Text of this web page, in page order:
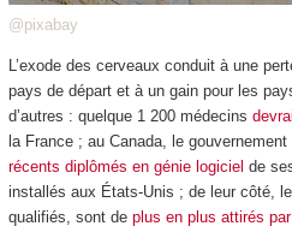
@pixabay
L’exode des cerveaux conduit à une
pays de départ et à un gain pour les
d’autres : quelque 1 200 médecins
la France ; au Canada, le
récents diplômés en génie logiciel de
installés aux États-Unis ; de leur côté,
qualifiés, sont de plus en plus attirés par